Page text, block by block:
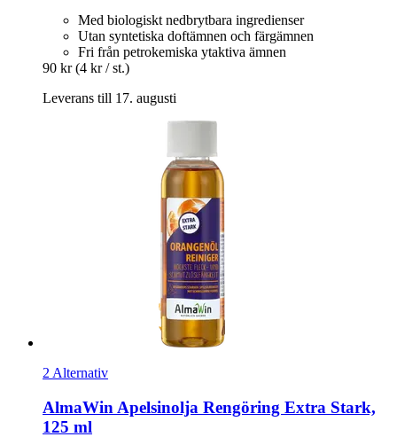
Med biologiskt nedbrytbara ingredienser
Utan syntetiska doftämnen och färgämnen
Fri från petrokemiska ytaktiva ämnen
90 kr (4 kr / st.)
Leverans till 17. augusti
2 Alternativ
AlmaWin Apelsinolja Rengöring Extra Stark,
125 ml